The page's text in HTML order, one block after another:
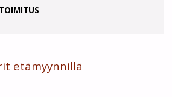
etämyynnillä